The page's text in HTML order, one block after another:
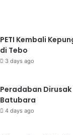
PETI Kembali
di Tebo
3 days ago
Peradaban
Batubara
4 days ago